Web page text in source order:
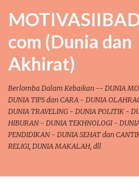
Skip to main
com (Dunia dan
Akhirat)
Berlomba Dalam Kebaikan -- DUNIA
DUNIA TIPS dan CARA - DUNIA
DUNIA TRAVELING - DUNIA POLITIK -
HIBURAN - DUNIA TEKHNOLOGI -
PENDIDIKAN - DUNIA SEHAT dan
RELIGI, DUNIA MAKALAH, dll